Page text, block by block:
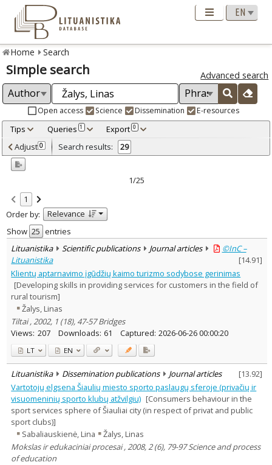
Home Search
Simple search Advanced search
Open access Science Dissemination E-resources
Tips Queries 1 Export 0
Adjusted by criteria 0
Year
Refine
Open access
Scientific publications 25
Dissemination publications
Document Type:
Journal articles 29
Subject area
Education 5
Economics 8
Ethnology 1
Sociology 5
Law 1
Management 22
Text language
Country of publication
Historical periods
Lithuanian place names
Subject
Journal
Adjust 0 Search results: 29
1/25
1
Order by:
Relevance
Show
entries
Lituanistika
Scientific publications Journal articles
©InC –
Lituanistika
[14.91]
Klientų aptarnavimo įgūdžių kaimo turizmo sodybose gerinimas
[Developing skills in providing services for customers in the field of
rural tourism]
Žalys, Linas
Tiltai , 2002, 1 (18), 47-57 Bridges
Views: 207 Downloads: 61 Captured: 2026-06-26 00:00:20
LT EN
Lituanistika Dissemination publications Journal articles [13.92]
Vartotojų elgsena Šiaulių miesto sporto paslaugų sferoje (privačių ir
visuomeninių sporto klubų atžvilgiu) [Consumers behaviour in the
sport services sphere of Šiauliai city (in respect of privat and public
sport clubs)]
Sabaliauskienė, Lina
Žalys, Linas
Mokslas ir edukaciniai procesai , 2008, 2 (6), 79-97 Science and process
of education